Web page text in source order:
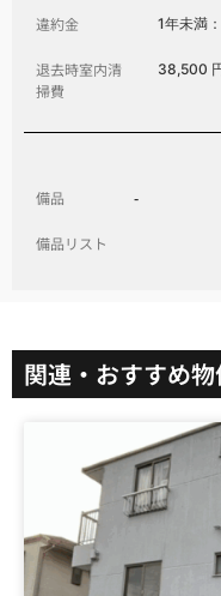
違約金 1年未満
退去時室内清
掃費
38,500
備品 -
備品リスト
関連・おすすめ